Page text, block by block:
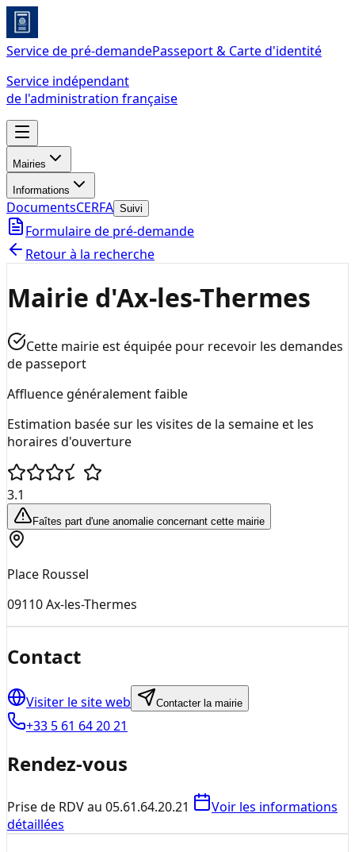
Service de pré-demandePasseport & Carte d'identité
Service indépendant
de l'administration française
Mairies
Informations
DocumentsCERFA Suivi
Formulaire de pré-demande
Retour à la recherche
Mairie d'Ax-les-Thermes
Cette mairie est équipée pour recevoir les demandes
de passeport
Affluence généralement faible
Estimation basée sur les visites de la semaine et les
horaires d'ouverture
3.1
Faîtes part d'une anomalie concernant cette mairie
Place Roussel
09110Ax-les-Thermes
Contact
Visiter le site web Contacter la mairie
+33 5 61 64 20 21
Rendez-vous
Prise de RDV au 05.61.64.20.21
Voir les informations
détaillées